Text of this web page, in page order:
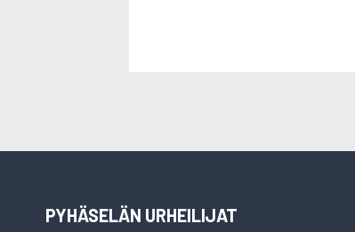
PYHÄSELÄN URHEILIJAT